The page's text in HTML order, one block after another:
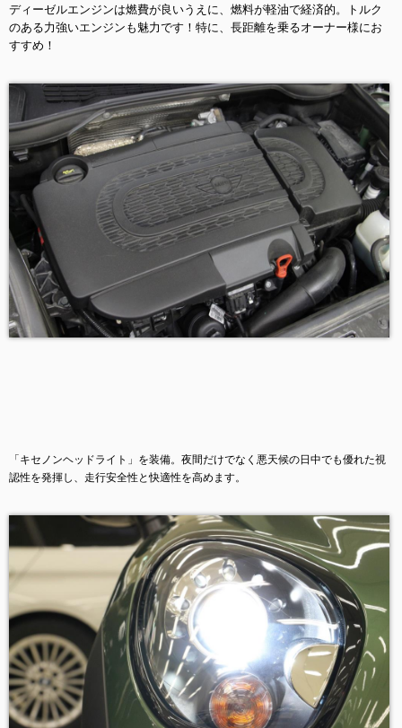
ディーゼルエンジンは燃費が良いうえに、燃料が軽油で経済的。トルク
のある力強いエンジンも魅力です！特に、長距離を乗るオーナー様にお
すすめ！
「キセノンヘッドライト」を装備。 夜間だけでなく悪天候の日中でも優れた視
認性を発揮し、走行安全性と快適性を高めます。